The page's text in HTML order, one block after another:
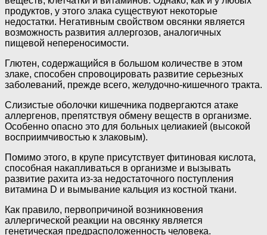
продуктов, у этого злака существуют некоторые
недостатки. Негативным свойством овсянки является
возможность развития аллергозов, аналогичных
пищевой непереносимости.
Глютен, содержащийся в большом количестве в этом
злаке, способен спровоцировать развитие серьезных
заболеваний, прежде всего, желудочно-кишечного тракта.
Слизистые оболочки кишечника подвергаются атаке
аллергенов, препятствуя обмену веществ в организме.
Особенно опасно это для больных целиакией (высокой
восприимчивостью к злаковым).
Помимо этого, в крупе присутствует фитиновая кислота,
способная накапливаться в организме и вызывать
развитие рахита из-за недостаточного поступления
витамина D и вымывание кальция из костной ткани.
Как правило, первопричиной возникновения
аллергической реакции на овсянку является
генетическая предрасположенность человека.